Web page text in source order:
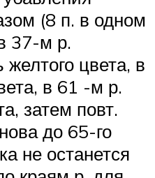
(8 п. в одном
37-м р.
цвета, в
в 61 -м р.
затем повт.
до 65-го
не останется